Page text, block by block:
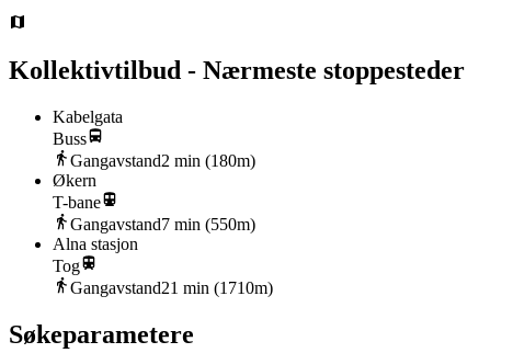
Kollektivtilbud - Nærmeste stoppesteder
Kabelgata
Buss
Gangavstand2 min (180m)
Økern
T-bane
Gangavstand7 min (550m)
Alna stasjon
Tog
Gangavstand21 min (1710m)
Søkeparametere